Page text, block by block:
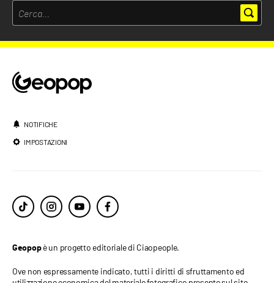
NOTIFICHE
IMPOSTAZIONI
Geopopè un progetto editoriale di Ciaopeople.
Ove non espressamente indicato, tutti i diritti di sfruttamento ed